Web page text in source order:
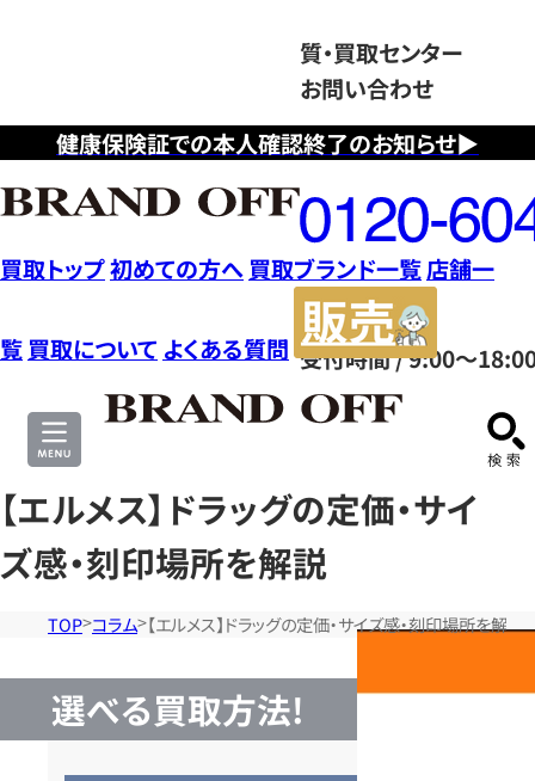
健康保険証での本人確認終了のお知らせ▶
質・買取センター
お問い合わせ
フ
リ
ー
ダ
イ
ヤ
ル
0120604117
受付時間 / 9:00～
買取トップ初めての方へ 買取ブランド一覧店舗一
覧 買取について よくある質問
サ
【エルメス】ドラッグの定価・サイ
ズ感・刻印場所を解説
TOP コラム 【エルメス】ドラッグの定価・サイズ感・刻印場所を解説
選べる買取方法!